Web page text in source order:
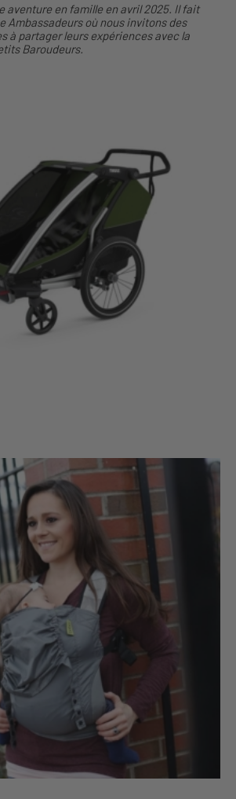
aventure en famille en avril 2025. Il fait
Ambassadeurs où nous invitons des
à partager leurs expériences avec la
Baroudeurs.